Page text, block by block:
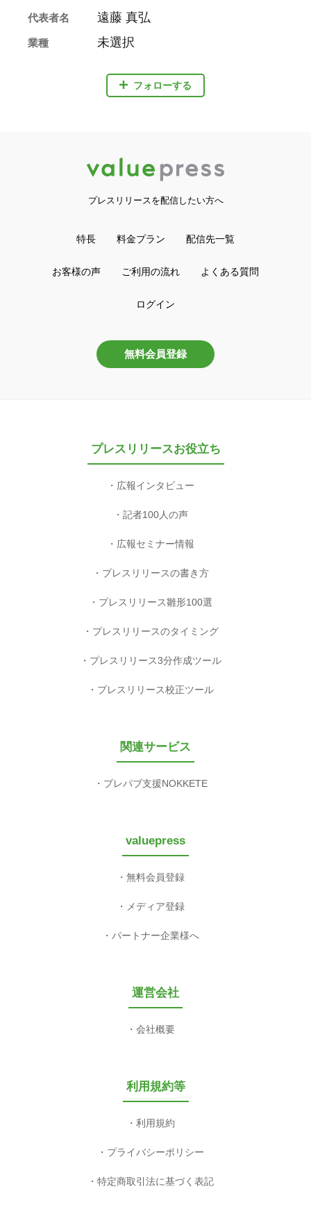
フォローする
代表者名 遠藤 真弘
業種 未選択
プレスリリースを配信したい方へ
特長 料金プラン 配信先一覧
お客様の声 ご利用の流れ よくある質問
ログイン
無料会員登録
プレスリリースお役立ち
広報インタビュー
記者100人の声
広報セミナー情報
プレスリリースの書き方
プレスリリース雛形100選
プレスリリースのタイミング
プレスリリース3分作成ツール
プレスリリース校正ツール
関連サービス
プレパブ支援NOKKETE
valuepress
無料会員登録
メディア登録
パートナー企業様へ
運営会社
会社概要
利用規約等
利用規約
プライバシーポリシー
特定商取引法に基づく表記